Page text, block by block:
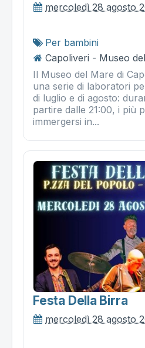
mercoledì 28 agosto
Per bambini
Capoliveri - Museo
Il Museo del Mare di
una serie di laboratori
di luglio e di agosto:
partire dalle 21:00, i più
immergersi in...
Festa Della Birra
mercoledì 28 agosto